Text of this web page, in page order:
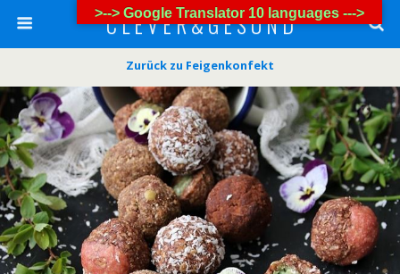
C L E V E R & G E S U N D
Zurück zu Feigenkonfekt
>--> Google Translator 10 languages --->